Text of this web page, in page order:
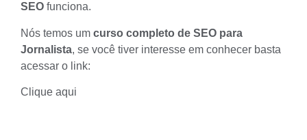
SEO funciona.
Nós temos um curso completo de SEO para
Jornalista, se você tiver interesse em conhecer basta
acessar o link:
Clique aqui